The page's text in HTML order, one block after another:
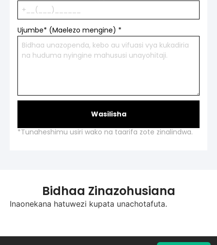
Ujumbe* (Maelezo mengine) *
Wasilisha
*Tunaheshimu usiri wako na taarifa zote zinalindwa.
Bidhaa Zinazohusiana
Inaonekana hatuwezi kupata unachotafuta.